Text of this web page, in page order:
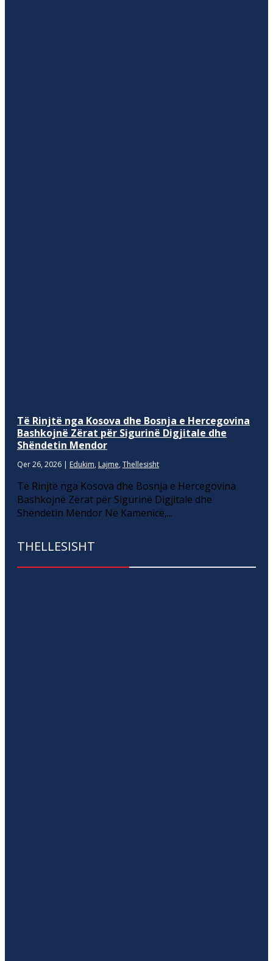
Të Rinjtë nga Kosova dhe Bosnja e Hercegovina
Bashkojnë Zërat për Sigurinë Digjitale dhe
Shëndetin Mendor
Qer 26, 2026 | Edukim, Lajme, Thellesisht
Të Rinjtë nga Kosova dhe Bosnja e Hercegovina
Bashkojnë Zërat për Sigurinë Digjitale dhe
Shëndetin Mendor Në Kamenicë,...
THELLESISHT